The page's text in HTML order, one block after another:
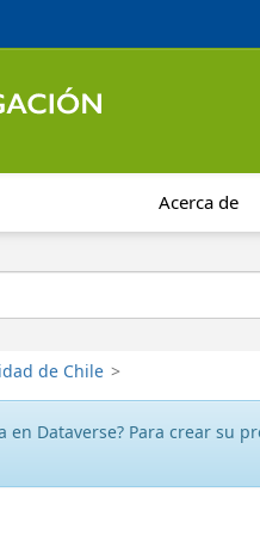
Acerca de
de Chile >
en Dataverse? Para crear su